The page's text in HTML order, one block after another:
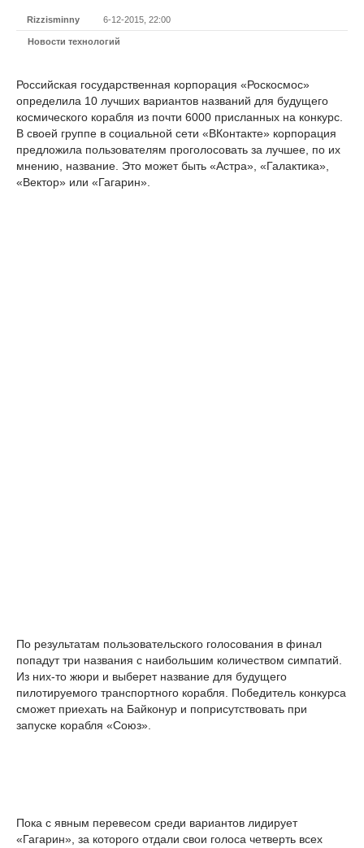
Rizzisminny 6-12-2015, 22:00
Новости технологий
Российская государственная корпорация «Роскосмос»
определила 10 лучших вариантов названий для будущего
космического корабля из почти 6000 присланных на конкурс.
В своей группе в социальной сети «ВКонтакте» корпорация
предложила пользователям проголосовать за лучшее, по их
мнению, название. Это может быть «Астра», «Галактика»,
«Вектор» или «Гагарин».
По результатам пользовательского голосования в финал
попадут три названия с наибольшим количеством симпатий.
Из них-то жюри и выберет название для будущего
пилотируемого транспортного корабля. Победитель конкурса
сможет приехать на Байконур и поприсутствовать при
запуске корабля «Союз».
Пока с явным перевесом среди вариантов лидирует
«Гагарин», за которого отдали свои голоса четверть всех